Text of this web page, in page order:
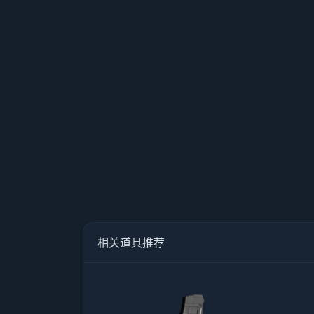
相关道具推荐